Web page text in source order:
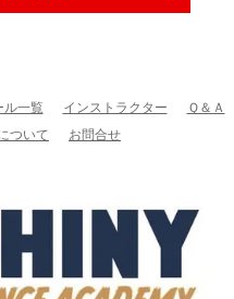
ル一覧 インストラクター
Ｑ＆Ａ
ついて お問合せ